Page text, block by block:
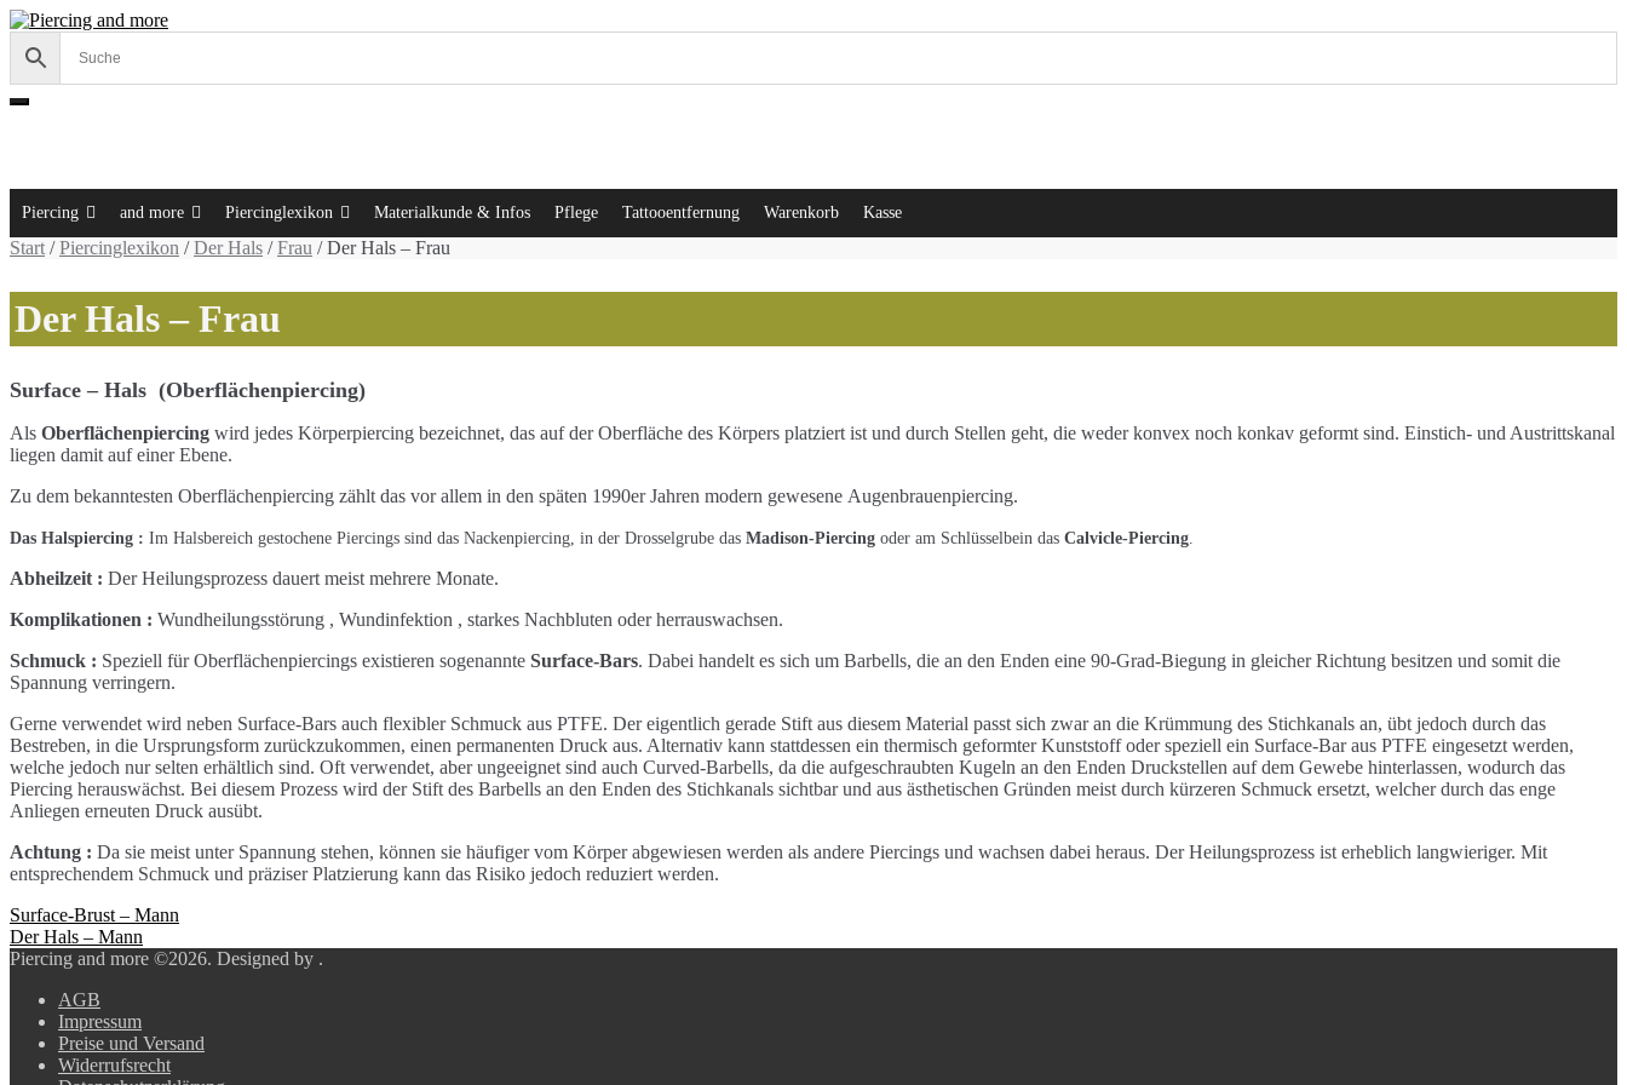
Skip
navigation
Skip
content
Piercing and more Piercinglexikon Materialkunde & Infos Pflege Tattooentfernung Warenkorb Kasse
Start /Piercinglexikon /Der Hals /Frau / Der Hals – Frau
Der Hals – Frau
Surface – Hals (Oberflächenpiercing)
Als Oberflächenpiercing wird jedes Körperpiercing bezeichnet, das auf der Oberfläche des Körpers platziert ist und durch Stellen geht, die weder konvex noch konkav geformt sind. Einstich- und Austrittskanal
liegen damit auf einer Ebene.
Zu dem bekanntesten Oberflächenpiercing zählt das vor allem in den späten 1990er Jahren modern gewesene Augenbrauenpiercing.
Das Halspiercing : Im Halsbereich gestochene Piercings sind das Nackenpiercing, in der Drosselgrube das Madison-Piercing oder am Schlüsselbein das Calvicle-Piercing.
Abheilzeit : Der Heilungsprozess dauert meist mehrere Monate.
Komplikationen : Wundheilungsstörung , Wundinfektion , starkes Nachbluten oder herrauswachsen.
Schmuck : Speziell für Oberflächenpiercings existieren sogenannte Surface-Bars. Dabei handelt es sich um Barbells, die an den Enden eine 90-Grad-Biegung in gleicher Richtung besitzen und somit die
Spannung verringern.
Gerne verwendet wird neben Surface-Bars auch flexibler Schmuck aus PTFE. Der eigentlich gerade Stift aus diesem Material passt sich zwar an die Krümmung des Stichkanals an, übt jedoch durch das
Bestreben, in die Ursprungsform zurückzukommen, einen permanenten Druck aus. Alternativ kann stattdessen ein thermisch geformter Kunststoff oder speziell ein Surface-Bar aus PTFE eingesetzt werden,
welche jedoch nur selten erhältlich sind. Oft verwendet, aber ungeeignet sind auch Curved-Barbells, da die aufgeschraubten Kugeln an den Enden Druckstellen auf dem Gewebe hinterlassen, wodurch das
Piercing herauswächst. Bei diesem Prozess wird der Stift des Barbells an den Enden des Stichkanals sichtbar und aus ästhetischen Gründen meist durch kürzeren Schmuck ersetzt, welcher durch das enge
Anliegen erneuten Druck ausübt.
Achtung : Da sie meist unter Spannung stehen, können sie häufiger vom Körper abgewiesen werden als andere Piercings und wachsen dabei heraus. Der Heilungsprozess ist erheblich langwieriger. Mit
entsprechendem Schmuck und präziser Platzierung kann das Risiko jedoch reduziert werden.
Beitragsnavigation
Surface-Brust – Mann
Der Hals – Mann
Piercing and more ©2026. Designed by .
AGB
Impressum
Preise und Versand
Widerrufsrecht